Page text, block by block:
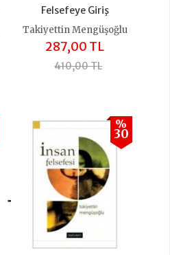
Felsefeye Giriş
Takiyettin Mengüşoğlu
287,00 TL
410,00 TL
+
%
30